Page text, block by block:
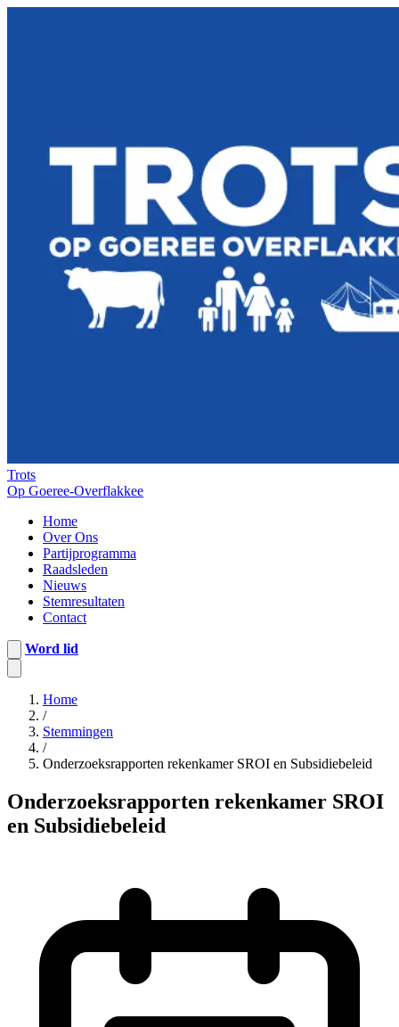
Trots
Op Goeree-Overflakkee
Home
Over Ons
Partijprogramma
Raadsleden
Nieuws
Stemresultaten
Contact
Word lid
Home
/
Stemmingen
/
Onderzoeksrapporten rekenkamer SROI en Subsidiebeleid
Onderzoeksrapporten rekenkamer SROI
en Subsidiebeleid